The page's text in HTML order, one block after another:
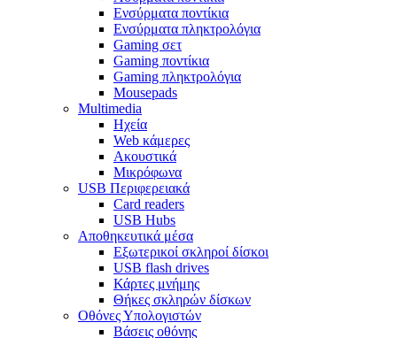
Ενσύρματα ποντίκια
Ενσύρματα πληκτρολόγια
Gaming σετ
Gaming ποντίκια
Gaming πληκτρολόγια
Mousepads
Multimedia
Ηχεία
Web κάμερες
Ακουστικά
Μικρόφωνα
USB Περιφερειακά
Card readers
USB Hubs
Αποθηκευτικά μέσα
Εξωτερικοί σκληροί δίσκοι
USB flash drives
Κάρτες μνήμης
Θήκες σκληρών δίσκων
Οθόνες Υπολογιστών
Βάσεις οθόνης